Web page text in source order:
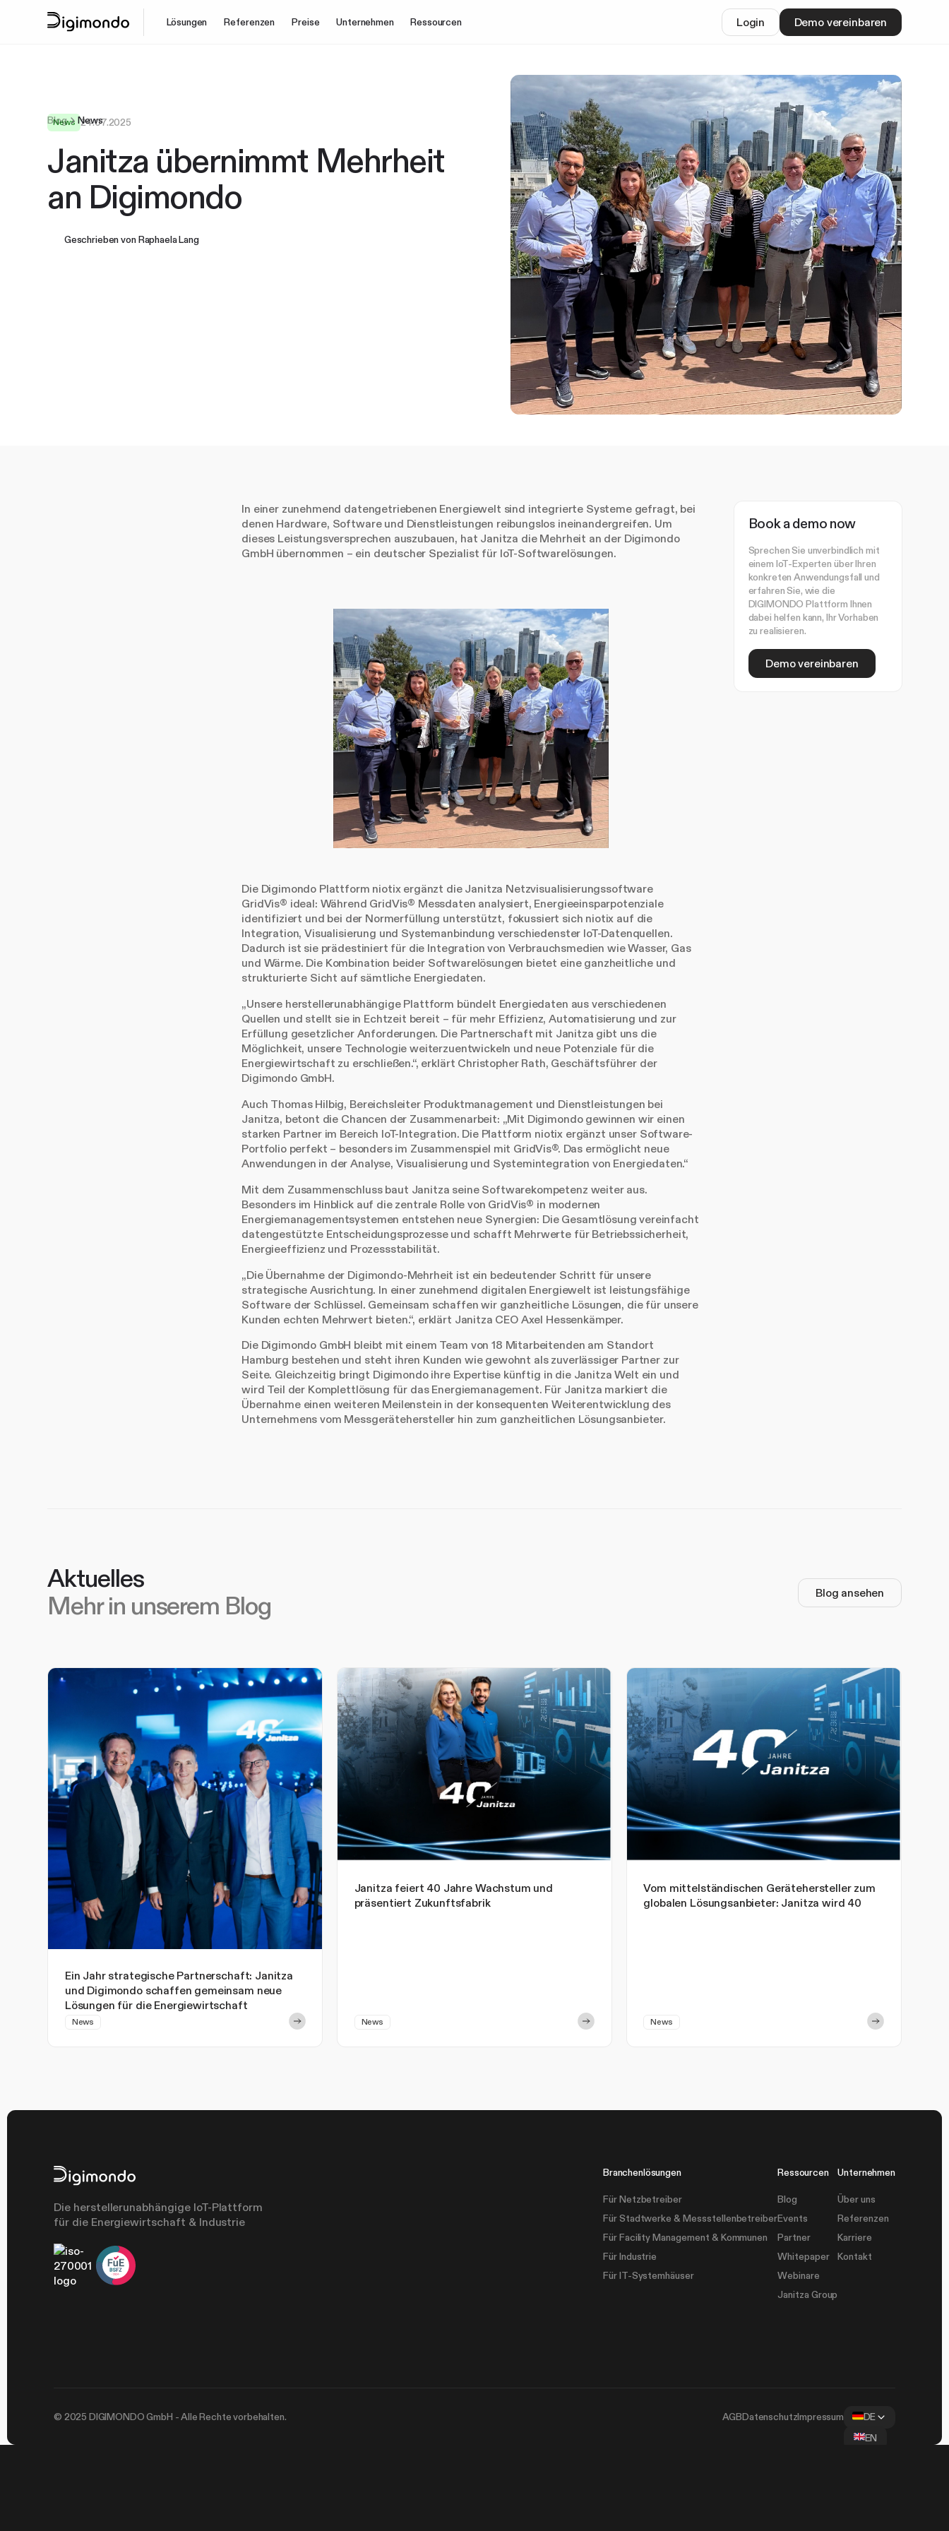
Lösungen Referenzen Preise Unternehmen Ressourcen Login Demo vereinbaren
Blog News
News 24.07.2025
Janitza übernimmt Mehrheit
an Digimondo
Geschrieben vonRaphaela Lang
In einer zunehmend datengetriebenen Energiewelt sind integrierte Systeme gefragt, bei
denen Hardware, Software und Dienstleistungen reibungslos ineinandergreifen. Um
dieses Leistungsversprechen auszubauen, hat Janitza die Mehrheit an der Digimondo
GmbH übernommen – ein deutscher Spezialist für IoT-Softwarelösungen.
Die Digimondo Plattform niotix ergänzt die Janitza Netzvisualisierungssoftware
GridVis® ideal: Während GridVis® Messdaten analysiert, Energieeinsparpotenziale
identifiziert und bei der Normerfüllung unterstützt, fokussiert sich niotix auf die
Integration, Visualisierung und Systemanbindung verschiedenster IoT-Datenquellen.
Dadurch ist sie prädestiniert für die Integration von Verbrauchsmedien wie Wasser, Gas
und Wärme. Die Kombination beider Softwarelösungen bietet eine ganzheitliche und
strukturierte Sicht auf sämtliche Energiedaten.
„Unsere herstellerunabhängige Plattform bündelt Energiedaten aus verschiedenen
Quellen und stellt sie in Echtzeit bereit – für mehr Effizienz, Automatisierung und zur
Erfüllung gesetzlicher Anforderungen. Die Partnerschaft mit Janitza gibt uns die
Möglichkeit, unsere Technologie weiterzuentwickeln und neue Potenziale für die
Energiewirtschaft zu erschließen.“, erklärt Christopher Rath, Geschäftsführer der
Digimondo GmbH.
Auch Thomas Hilbig, Bereichsleiter Produktmanagement und Dienstleistungen bei
Janitza, betont die Chancen der Zusammenarbeit: „Mit Digimondo gewinnen wir einen
starken Partner im Bereich IoT-Integration. Die Plattform niotix ergänzt unser Software-
Portfolio perfekt – besonders im Zusammenspiel mit GridVis®. Das ermöglicht neue
Anwendungen in der Analyse, Visualisierung und Systemintegration von Energiedaten.“
Mit dem Zusammenschluss baut Janitza seine Softwarekompetenz weiter aus.
Besonders im Hinblick auf die zentrale Rolle von GridVis® in modernen
Energiemanagementsystemen entstehen neue Synergien: Die Gesamtlösung vereinfacht
datengestützte Entscheidungsprozesse und schafft Mehrwerte für Betriebssicherheit,
Energieeffizienz und Prozessstabilität.
„Die Übernahme der Digimondo-Mehrheit ist ein bedeutender Schritt für unsere
strategische Ausrichtung. In einer zunehmend digitalen Energiewelt ist leistungsfähige
Software der Schlüssel. Gemeinsam schaffen wir ganzheitliche Lösungen, die für unsere
Kunden echten Mehrwert bieten.“, erklärt Janitza CEO Axel Hessenkämper.
Die Digimondo GmbH bleibt mit einem Team von 18 Mitarbeitenden am Standort
Hamburg bestehen und steht ihren Kunden wie gewohnt als zuverlässiger Partner zur
Seite. Gleichzeitig bringt Digimondo ihre Expertise künftig in die Janitza Welt ein und
wird Teil der Komplettlösung für das Energiemanagement. Für Janitza markiert die
Übernahme einen weiteren Meilenstein in der konsequenten Weiterentwicklung des
Unternehmens vom Messgerätehersteller hin zum ganzheitlichen Lösungsanbieter.
Book a demo now
Sprechen Sie unverbindlich mit
einem IoT-Experten über Ihren
konkreten Anwendungsfall und
erfahren Sie, wie die
DIGIMONDO Plattform Ihnen
dabei helfen kann, Ihr Vorhaben
zu realisieren.
Demo vereinbaren
Aktuelles
Mehr in unserem Blog
Blog ansehen
Ein Jahr strategische Partnerschaft: Janitza
und Digimondo schaffen gemeinsam neue
Lösungen für die Energiewirtschaft
News
Janitza feiert 40 Jahre Wachstum und
präsentiert Zukunftsfabrik
News
Vom mittelständischen Gerätehersteller zum
globalen Lösungsanbieter: Janitza wird 40
News
Die herstellerunabhängige IoT-Plattform
für die Energiewirtschaft & Industrie
Branchenlösungen
Für Netzbetreiber
Für Stadtwerke & Messstellenbetreiber
Für Facility Management & Kommunen
Für Industrie
Für IT-Systemhäuser
Ressourcen
Blog
Events
Partner
Whitepaper
Webinare
Janitza Group
Unternehmen
Über uns
Referenzen
Karriere
Kontakt
© 2025 DIGIMONDO GmbH - Alle Rechte vorbehalten. AGBDatenschutzImpressum
DE
EN